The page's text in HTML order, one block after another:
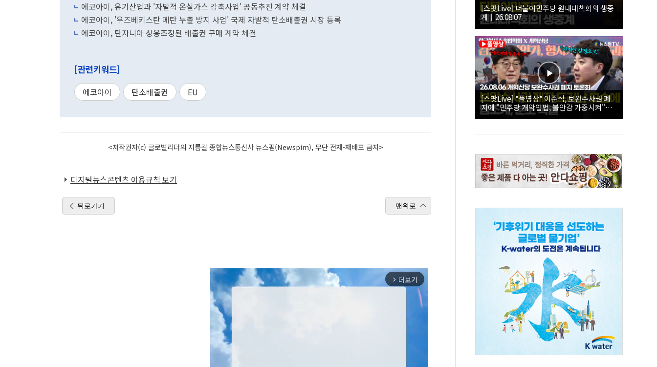
에코아이, 유기산업과 '자발적 온실가스 감축사업' 공동추진 계약 체결
에코아이, '우즈베키스탄 메탄 누출 방지 사업' 국제 자발적 탄소배출권 시장 등록
에코아이, 탄자니아 상응조정된 배출권 구매 계약 체결
[관련키워드]
에코아이 탄소배출권 EU
<저작권자(c) 글로벌리더의 지름길 종합뉴스통신사 뉴스핌(Newspim), 무단 전재-재배포 금지>
디지털뉴스콘텐츠 이용규칙 보기
뒤로가기 맨위로
arrow_forward_ios 더보기
[스팟Live] 더불어민주당 원내대책회의 생중
계｜26.08.07
[스팟Live] *풀영상* 이준석, 보완수사권 폐
지에 "민주당 개악입법, 불안감 가중시켜"｜
26.08.06 개혁신당 보완수사권 폐지 토론회